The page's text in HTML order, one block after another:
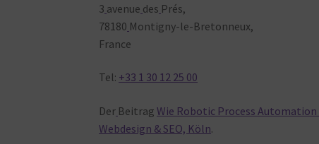
3 avenue des Prés,
78180 Montigny-le-Bretonneux,
France
Tel: +33 1 30 12 25 00
Der BeitragWie Robotic Process
Webdesign & SEO, Köln.